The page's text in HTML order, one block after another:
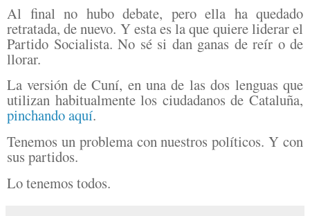
Al final no hubo debate, pero ella ha quedado
retratada, de nuevo. Y esta es la que quiere liderar el
Partido Socialista. No sé si dan ganas de reír o de
llorar.
La versión de Cuní, en una de las dos lenguas que
utilizan habitualmente los ciudadanos de Cataluña,
pinchando aquí.
Tenemos un problema con nuestros políticos. Y con
sus partidos.
Lo tenemos todos.